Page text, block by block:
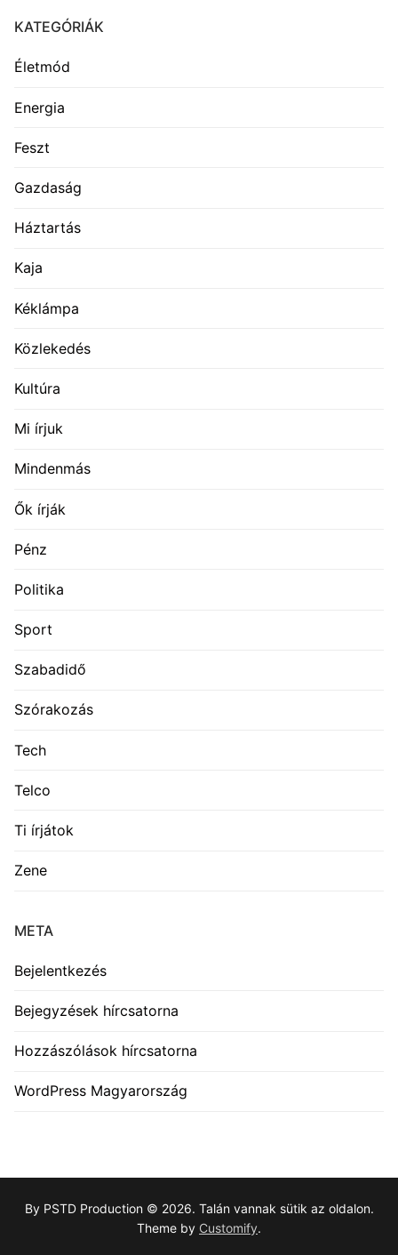
KATEGÓRIÁK
Életmód
Energia
Feszt
Gazdaság
Háztartás
Kaja
Kéklámpa
Közlekedés
Kultúra
Mi írjuk
Mindenmás
Ők írják
Pénz
Politika
Sport
Szabadidő
Szórakozás
Tech
Telco
Ti írjátok
Zene
META
Bejelentkezés
Bejegyzések hírcsatorna
Hozzászólások hírcsatorna
WordPress Magyarország
By PSTD Production © 2026. Talán vannak sütik az oldalon.
Theme by Customify.